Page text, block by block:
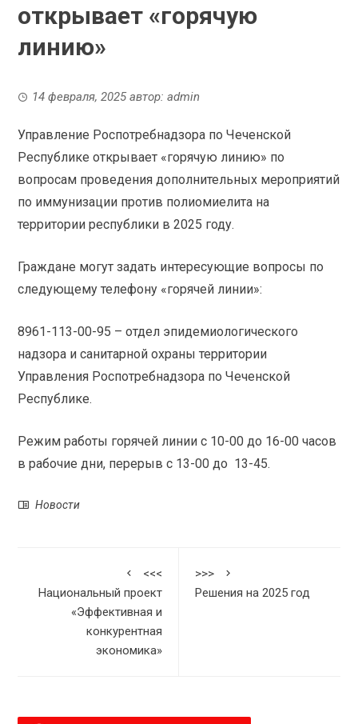
открывает «горячую
линию»
14 февраля, 2025автор:admin
Управление Роспотребнадзора по Чеченской
Республике открывает «горячую линию» по
вопросам проведения дополнительных мероприятий
по иммунизации против полиомиелита на
территории республики в 2025 году.
Граждане могут задать интересующие вопросы по
следующему телефону «горячей линии»:
8961-113-00-95 – отдел эпидемиологического
надзора и санитарной охраны территории
Управления Роспотребнадзора по Чеченской
Республике.
Режим работы горячей линии с 10-00 до 16-00 часов
в рабочие дни, перерыв с 13-00 до 13-45.
Новости
<<<
Национальный проект
«Эффективная и
конкурентная
экономика»
>>>
Решения на 2025 год